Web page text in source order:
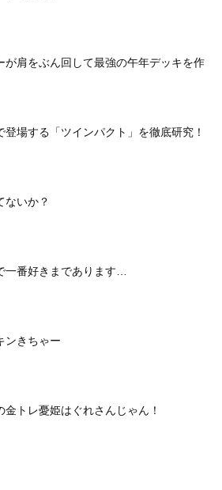
が肩をぶん回して最強の午年デッキを作
登場する「ツインパクト」を徹底研究！
ないか？
一番好きまであります…
ンきちゃー
金トレ憂姫はぐれさんじゃん！